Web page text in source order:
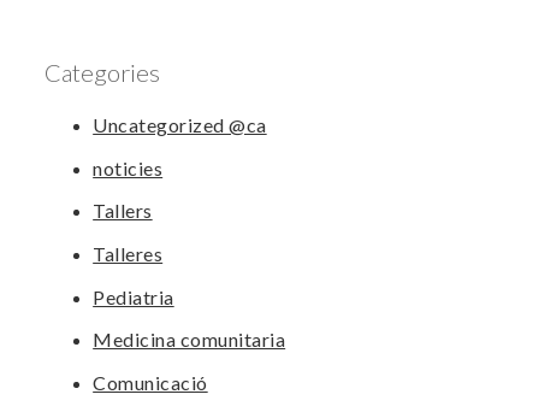
Categories
Uncategorized @ca
noticies
Tallers
Talleres
Pediatria
Medicina comunitaria
Comunicació